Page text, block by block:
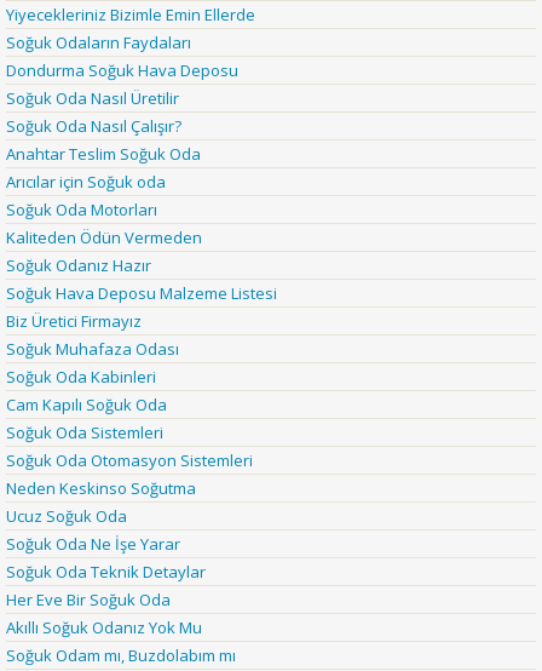
Yiyecekleriniz Bizimle Emin Ellerde
Soğuk Odaların Faydaları
Dondurma Soğuk Hava Deposu
Soğuk Oda Nasıl Üretilir
Soğuk Oda Nasıl Çalışır?
Anahtar Teslim Soğuk Oda
Arıcılar için Soğuk oda
Soğuk Oda Motorları
Kaliteden Ödün Vermeden
Soğuk Odanız Hazır
Soğuk Hava Deposu Malzeme Listesi
Biz Üretici Firmayız
Soğuk Muhafaza Odası
Soğuk Oda Kabinleri
Cam Kapılı Soğuk Oda
Soğuk Oda Sistemleri
Soğuk Oda Otomasyon Sistemleri
Neden Keskinso Soğutma
Ucuz Soğuk Oda
Soğuk Oda Ne İşe Yarar
Soğuk Oda Teknik Detaylar
Her Eve Bir Soğuk Oda
Akıllı Soğuk Odanız Yok Mu
Soğuk Odam mı, Buzdolabım mı